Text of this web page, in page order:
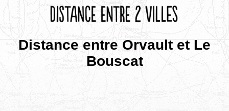
Distance entre Orvault et Le
Bouscat